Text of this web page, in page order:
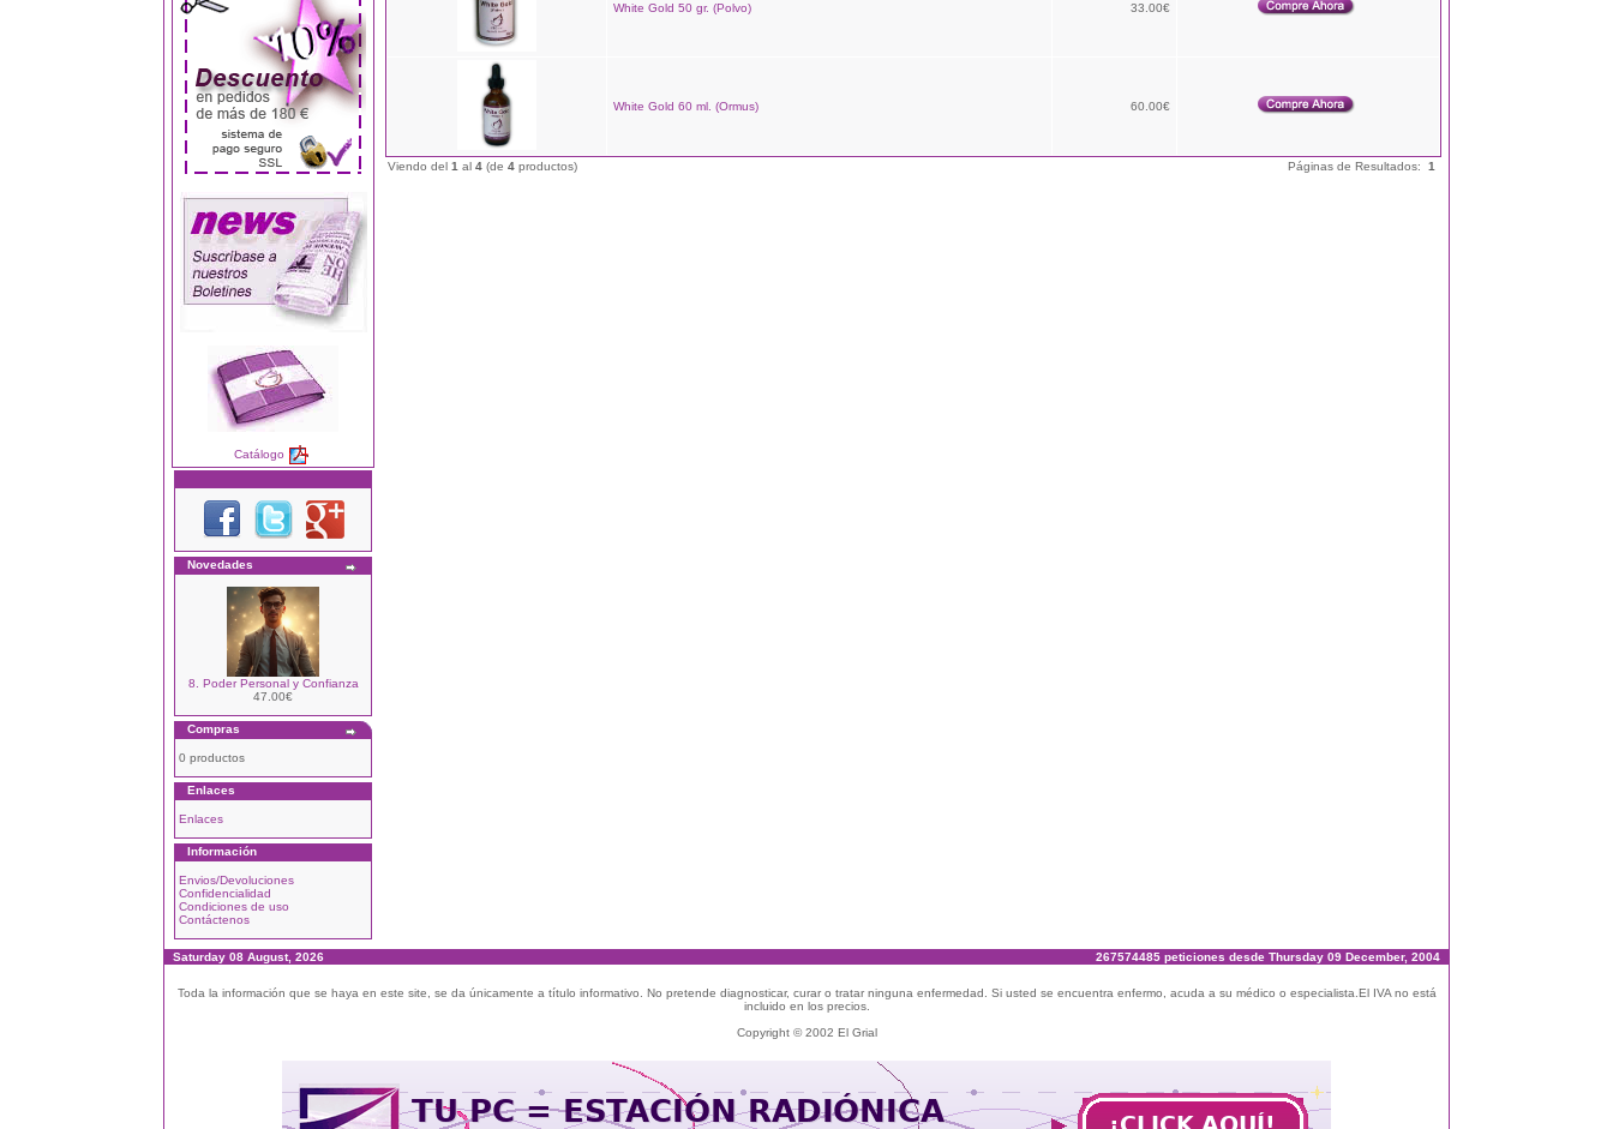
Catálogo
Novedades
8. Poder Personal y Confianza
47.00€
Compras
0 productos
Enlaces
Enlaces
Información
Envios/Devoluciones
Confidencialidad
Condiciones de uso
Contáctenos
White Gold 50 gr. (Polvo) 33.00€
White Gold 60 ml. (Ormus) 60.00€
Viendo del 1 al 4 (de 4 productos) Páginas de Resultados: 1
Saturday 08 August, 2026 267574485 peticiones desde Thursday 09 December, 2004
Toda la información que se haya en este site, se da únicamente a título informativo. No pretende diagnosticar, curar o tratar ninguna enfermedad. Si usted se encuentra enfermo, acuda a su médico o especialista.El IVA no está
incluido en los precios.
Copyright © 2002 El Grial